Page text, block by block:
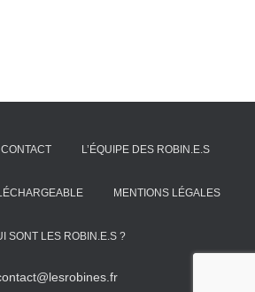
CONTACT L’ÉQUIPE DES ROBIN.E.S
MENTIONS LÉGALES
SONT LES ROBIN.E.S ?